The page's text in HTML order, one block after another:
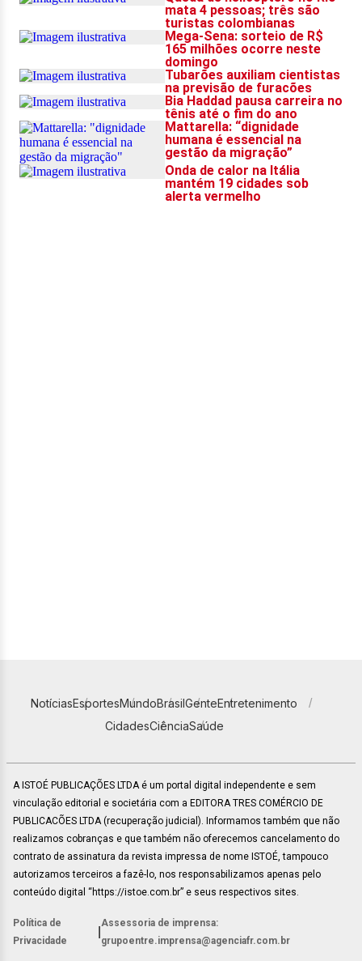
NotíciasEsportesMundoBrasilGenteEntretenimento
CidadesCiênciaSaúde
A ISTOÉ PUBLICAÇÕES LTDA é um portal digital independente e sem
vinculação editorial e societária com a EDITORA TRES COMÉRCIO DE
PUBLICACÕES LTDA (recuperação judicial). Informamos também que não
realizamos cobranças e que também não oferecemos cancelamento do
contrato de assinatura da revista impressa de nome ISTOÉ, tampouco
autorizamos terceiros a fazê-lo, nos responsabilizamos apenas pelo
conteúdo digital “https://istoe.com.br” e seus respectivos sites.
Política de
Privacidade
Assessoria de imprensa:
grupoentre.imprensa@agenciafr.com.br